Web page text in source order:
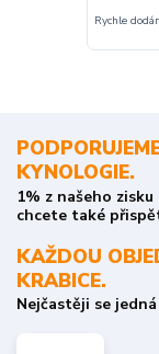
Rychle
KYNOLOGIE.
1% z našeho
chcete také
KAŽDOU
KRABICE.
Nejčastěji se